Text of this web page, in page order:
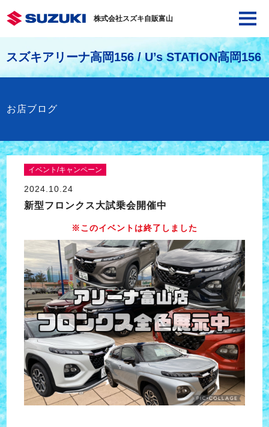
株式会社スズキ自販富山
スズキアリーナ高岡156 / U’s STATION高岡156
お店ブログ
イベント/キャンペーン
2024.10.24
新型フロンクス大試乗会開催中
※このイベントは終了しました